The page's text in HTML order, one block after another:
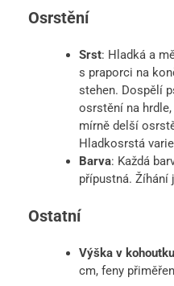
Osrstění
Srst: Hladká a
s praporci na
stehen. Dospělí
osrstění na
mírně delší
Hladkosrstá
Barva: Každá
přípustná. Žíhání
Ostatní
Výška v kohoutku
cm, feny